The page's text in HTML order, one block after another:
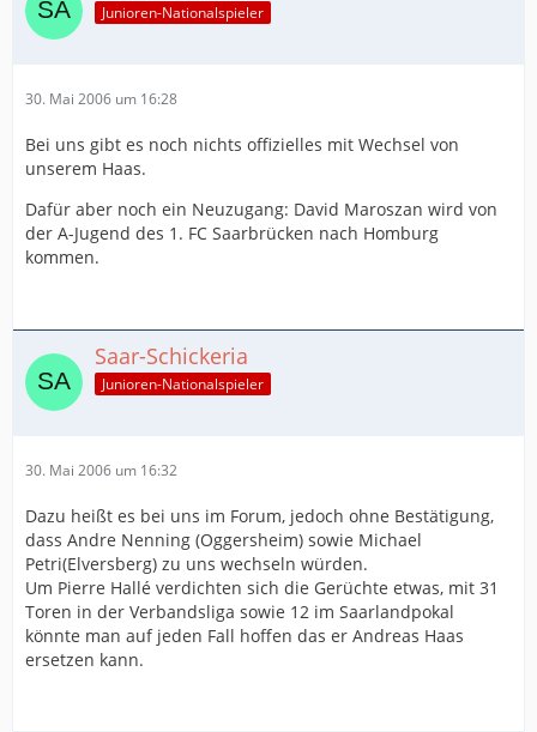
Junioren-Nationalspieler
30. Mai 2006 um 16:28
Bei uns gibt es noch nichts offizielles mit Wechsel von
unserem Haas.
Dafür aber noch ein Neuzugang: David Maroszan wird von
der A-Jugend des 1. FC Saarbrücken nach Homburg
kommen.
Saar-Schickeria
Junioren-Nationalspieler
30. Mai 2006 um 16:32
Dazu heißt es bei uns im Forum, jedoch ohne Bestätigung,
dass Andre Nenning (Oggersheim) sowie Michael
Petri(Elversberg) zu uns wechseln würden.
Um Pierre Hallé verdichten sich die Gerüchte etwas, mit 31
Toren in der Verbandsliga sowie 12 im Saarlandpokal
könnte man auf jeden Fall hoffen das er Andreas Haas
ersetzen kann.